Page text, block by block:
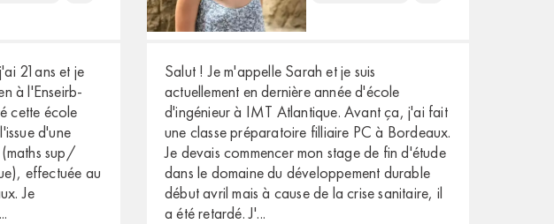
21ans et je
à l'Enseirb-
cette école
d'une
sup/
effectuée au
Je
...
Salut ! Je m'appelle Sarah et je suis
actuellement en dernière année d'école
d'ingénieur à IMT Atlantique. Avant ça, j'ai fait
une classe préparatoire filliaire PC à Bordeaux.
Je devais commencer mon stage de fin d'étude
dans le domaine du développement durable
début avril mais à cause de la crise sanitaire, il
a été retardé. J'...